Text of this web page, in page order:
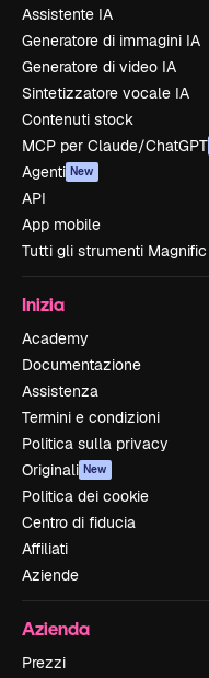
Assistente IA
Generatore di immagini IA
Generatore di video IA
Sintetizzatore vocale IA
Contenuti stock
MCP per Claude/ChatGPT
Agenti New
API
App mobile
Tutti gli strumenti Magnific
Inizia
Academy
Documentazione
Assistenza
Termini e condizioni
Politica sulla privacy
Originali New
Politica dei cookie
Centro di fiducia
Affiliati
Aziende
Azienda
Prezzi